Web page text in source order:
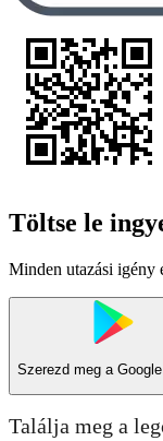
Töltse le
Minden utazási igény
Szerezd meg a
Találja meg a